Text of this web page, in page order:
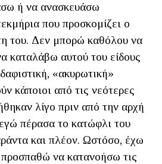
ή να ανασκευάσω
που προσκομίζει ο
του. Δεν μπορώ καθόλου να
καταλάβω αυτού του είδους
«ακυρωτική»
κάποιοι από τις νεότερες
λίγο πριν από την αρχή
πέρασα το κατώφλι του
και πλέον. Ωστόσο, έχω
προσπαθώ να κατανοήσω τις